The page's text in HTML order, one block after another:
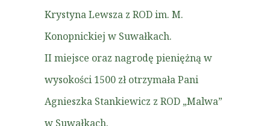
Krystyna Lewsza z ROD im. M.
Konopnickiej w Suwałkach.
II miejsce oraz nagrodę pieniężną w
wysokości 1500 zł otrzymała Pani
Agnieszka Stankiewicz z ROD „Malwa”
w Suwałkach.